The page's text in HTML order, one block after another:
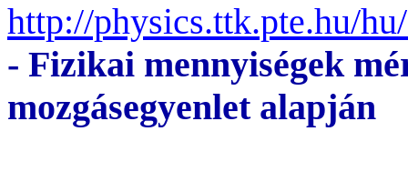
http://physics.ttk.pte.hu/
- Fizikai mennyiségek
mozgásegyenlet alapján